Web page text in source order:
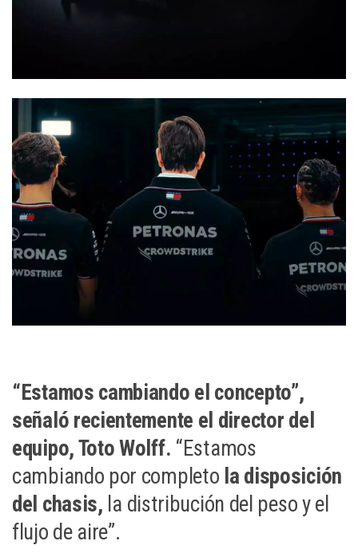
“Estamos cambiando el concepto”,
señaló recientemente el director del
equipo, Toto Wolff. “Estamos
cambiando por completo la disposición
del chasis, la distribución del peso y el
flujo de aire”.